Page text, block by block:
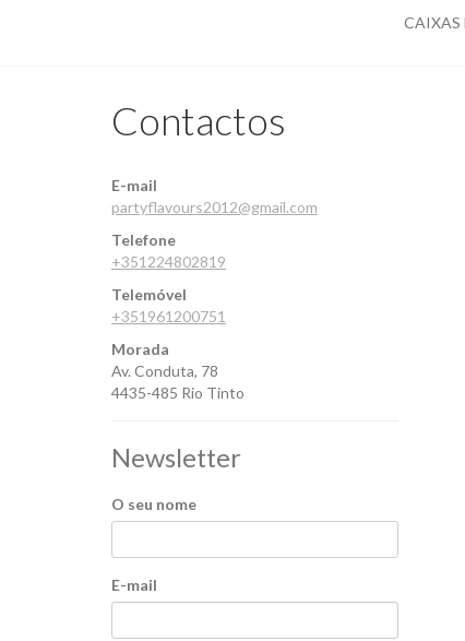
CAIXAS
Contactos
E-mail
partyflavours2012@gmail.com
Telefone
+351224802819
Telemóvel
+351961200751
Morada
Av. Conduta, 78
4435-485 Rio Tinto
Newsletter
O seu nome
E-mail